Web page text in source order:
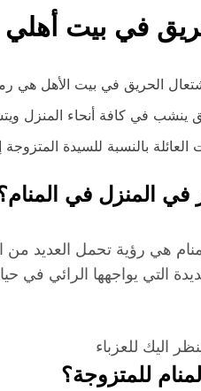
في بيت أهلي
الحريق في بيت الأهل هي
ينشب في كافة أنحاء المنزل
بالنسبة للسيدة
في المنزل في
هي رؤية تحمل العديد من
التي يواجهها الرائي
اليك للعزباء
للمتزوجة؟